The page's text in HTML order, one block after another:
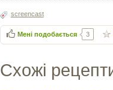
screencast
Мені подобається 3
Схожі